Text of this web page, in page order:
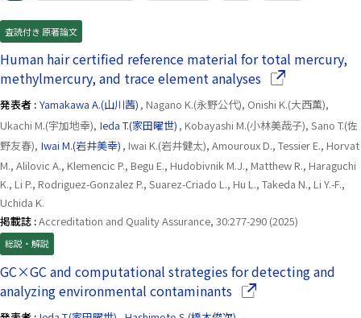
査読付き 原著論文
Human hair certified reference material for total mercury,
methylmercury, and trace element analyses（別ウインドウ
発表者 : Yamakawa A.(山川茜) , Nagano K.(永野公代), Onishi K.(大西薫),
Ukachi M.(宇加地幸), Ieda T.(家田曜世) , Kobayashi M.(小林美哉子), Sano T.(佐
野友春), Iwai M.(岩井美幸) , Iwai K.(岩井健太), Amouroux D., Tessier E., Horvat
M., Alilovic A., Klemencic P., Begu E., Hudobivnik M.J., Matthew R., Haraguchi
K., Li P., Rodriguez-Gonzalez P., Suarez-Criado L., Hu L., Takeda N., Li Y.-F.,
Uchida K.
掲載誌 :Accreditation and Quality Assurance, 30:277-290 (2025)
総説・解説
GC×GC and computational strategies for detecting and
analyzing environmental contaminants（別ウインドウで開